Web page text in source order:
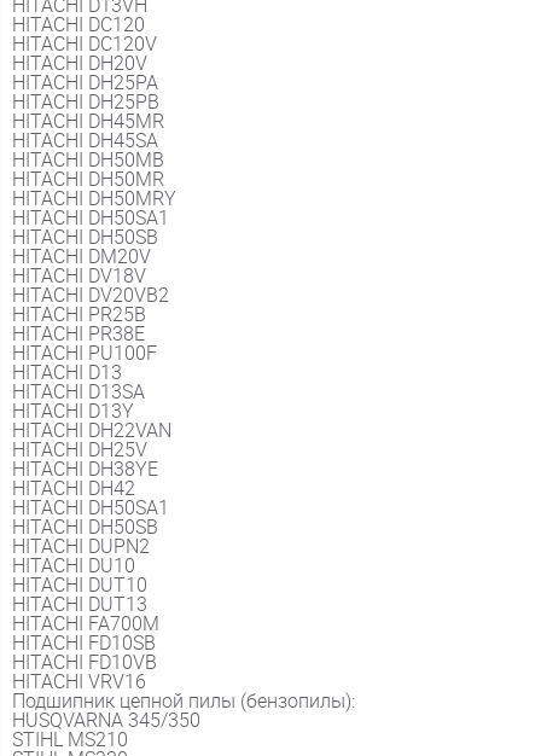
HITACHI D13VH
HITACHI DC120
HITACHI DC120V
HITACHI DH20V
HITACHI DH25PA
HITACHI DH25PB
HITACHI DH45MR
HITACHI DH45SA
HITACHI DH50MB
HITACHI DH50MR
HITACHI DH50MRY
HITACHI DH50SA1
HITACHI DH50SB
HITACHI DM20V
HITACHI DV18V
HITACHI DV20VB2
HITACHI PR25B
HITACHI PR38E
HITACHI PU100F
HITACHI D13
HITACHI D13SA
HITACHI D13Y
HITACHI DH22VAN
HITACHI DH25V
HITACHI DH38YE
HITACHI DH42
HITACHI DH50SA1
HITACHI DH50SB
HITACHI DUPN2
HITACHI DU10
HITACHI DUT10
HITACHI DUT13
HITACHI FA700M
HITACHI FD10SB
HITACHI FD10VB
HITACHI VRV16
Подшипник цепной пилы (бензопилы):
HUSQVARNA 345/350
STIHL MS210